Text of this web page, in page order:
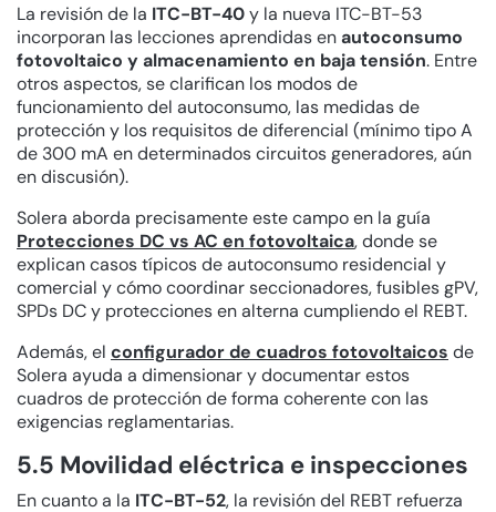
La revisión de la ITC-BT-40y la nueva ITC-BT-53
incorporan las lecciones aprendidas enautoconsumo
fotovoltaico y almacenamiento en baja tensión. Entre
otros aspectos, se clarifican los modos de
funcionamiento del autoconsumo, las medidas de
protección y los requisitos de diferencial (mínimo tipo A
de 300 mA en determinados circuitos generadores, aún
en discusión).
Solera aborda precisamente este campo en la guía
Protecciones DC vs AC en fotovoltaica, donde se
explican casos típicos de autoconsumo residencial y
comercial y cómo coordinar seccionadores, fusibles gPV,
SPDs DC y protecciones en alterna cumpliendo el REBT.
Además, el configurador de cuadros fotovoltaicos de
Solera ayuda a dimensionar y documentar estos
cuadros de protección de forma coherente con las
exigencias reglamentarias.
5.5 Movilidad eléctrica e inspecciones
En cuanto a la ITC-BT-52, la revisión del REBT refuerza